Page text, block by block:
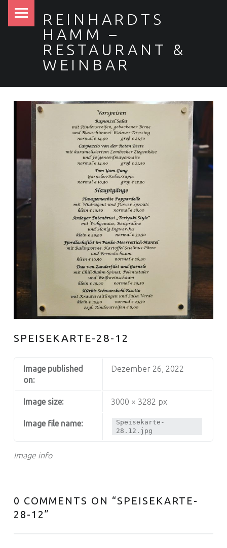
REINHARDTS
HAMM –
RESTAURANT &
WEINBAR
SPEISEKARTE-28-12
Image info
Image published
on:
Dezember 26, 2022
Image size: 3000 × 3282 px
Image file name:
Speisekarte-
28.12.jpg
0 COMMENTS ON “SPEISEKARTE-
28-12”